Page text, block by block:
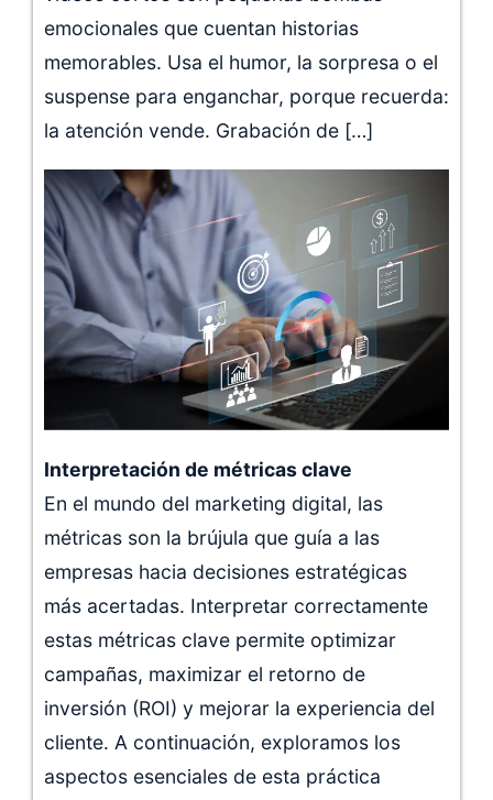
emocionales que cuentan historias
memorables. Usa el humor, la sorpresa o el
suspense para enganchar, porque recuerda:
la atención vende. Grabación de […]
Interpretación de métricas clave
En el mundo del marketing digital, las
métricas son la brújula que guía a las
empresas hacia decisiones estratégicas
más acertadas. Interpretar correctamente
estas métricas clave permite optimizar
campañas, maximizar el retorno de
inversión (ROI) y mejorar la experiencia del
cliente. A continuación, exploramos los
aspectos esenciales de esta práctica